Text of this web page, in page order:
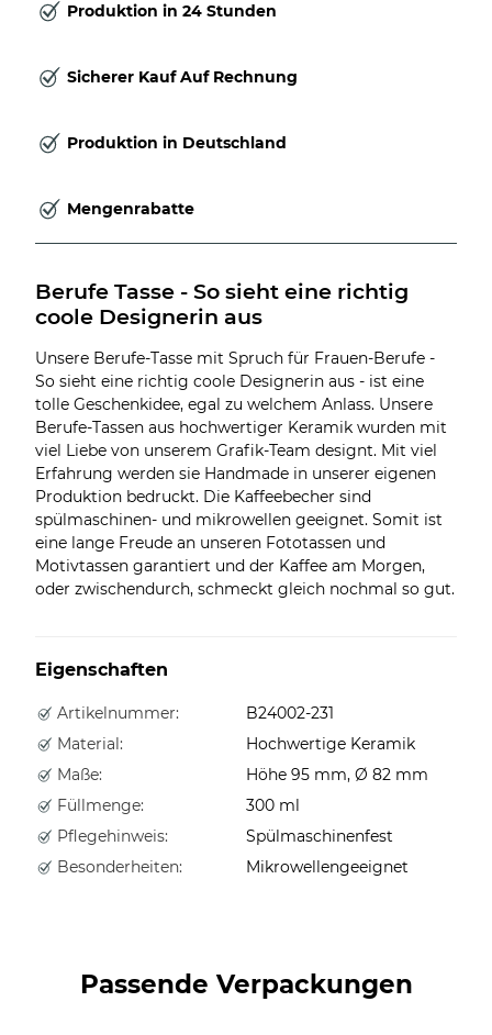
Produktion in 24 Stunden
Sicherer Kauf Auf Rechnung
Produktion in Deutschland
Mengenrabatte
Berufe Tasse - So sieht eine richtig
coole Designerin aus
Unsere Berufe-Tasse mit Spruch für Frauen-Berufe -
So sieht eine richtig coole Designerin aus - ist eine
tolle Geschenkidee, egal zu welchem Anlass. Unsere
Berufe-Tassen aus hochwertiger Keramik wurden mit
viel Liebe von unserem Grafik-Team designt. Mit viel
Erfahrung werden sie Handmade in unserer eigenen
Produktion bedruckt. Die Kaffeebecher sind
spülmaschinen- und mikrowellen geeignet. Somit ist
eine lange Freude an unseren Fototassen und
Motivtassen garantiert und der Kaffee am Morgen,
oder zwischendurch, schmeckt gleich nochmal so gut.
Eigenschaften
Artikelnummer:
B24002-231
Material:
Hochwertige Keramik
Maße:
Höhe 95 mm, Ø 82 mm
Füllmenge:
300 ml
Pflegehinweis:
Spülmaschinenfest
Besonderheiten:
Mikrowellengeeignet
Passende Verpackungen